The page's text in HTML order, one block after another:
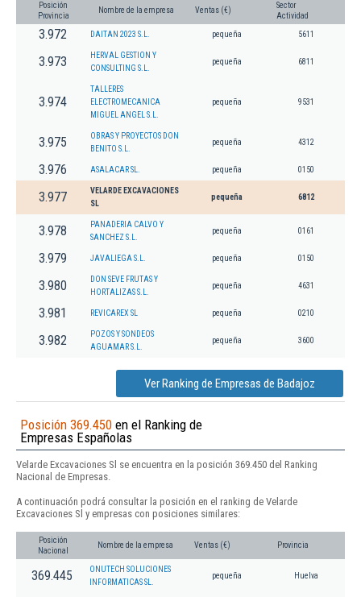
Posición
Provincia
Nombre de la empresa Ventas (€)
Sector
Actividad
3.972 DAITAN 2023 S.L. pequeña 5611
3.973
HERVAL GESTION Y
CONSULTING S.L.
pequeña 6811
3.974
TALLERES
ELECTROMECANICA
MIGUEL ANGEL S.L.
pequeña 9531
3.975
OBRAS Y PROYECTOS DON
BENITO S.L.
pequeña 4312
3.976 ASALACAR SL. pequeña 0150
3.977
VELARDE EXCAVACIONES
SL
pequeña 6812
3.978
PANADERIA CALVO Y
SANCHEZ S.L.
pequeña 0161
3.979 JAVALIEGA S.L. pequeña 0150
3.980
DON SEVE FRUTAS Y
HORTALIZAS S.L.
pequeña 4631
3.981 REVICAREX SL pequeña 0210
3.982
POZOS Y SONDEOS
AGUAMAR S.L.
pequeña 3600
Ver Ranking de Empresas de Badajoz
Posición 369.450 en el Ranking de
Empresas Españolas
Velarde Excavaciones Sl se encuentra en la posición 369.450 del Ranking
Nacional de Empresas.
A continuación podrá consultar la posición en el ranking de Velarde
Excavaciones Sl y empresas con posiciones similares:
Posición
Nacional
Nombre de la empresa Ventas (€) Provincia
369.445
ONUTECH SOLUCIONES
INFORMATICAS SL.
pequeña Huelva